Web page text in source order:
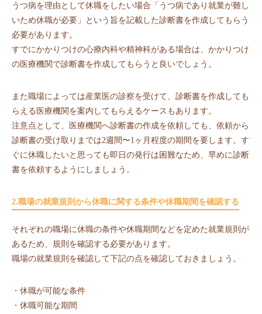
うつ病を理由として休職をしたい場合「うつ病であり就業が難し
いため休職が必要」という旨を記載した診断書を作成してもらう
必要があります。
すでにかかりつけの心療内科や精神科がある場合は、かかりつけ
の医療機関で診断書を作成してもらうと良いでしょう。
また職場によっては産業医の診察を受けて、診断書を作成しても
らえる医療機関を案内してもらえるケースもあります。
注意点として、医療機関へ診断書の作成を依頼しても、依頼から
診断書の受け取りまでは2週間〜1ヶ月程度の期間を要します。す
ぐに休職したいと思っても即日の発行は困難なため、早めに診断
書を依頼するようにしましょう。
2.職場の就業規則から休職に関する条件や休職期間を確認する
それぞれの職場に休職の条件や休職期間などを定めた就業規則が
あるため、規則を確認する必要があります。
職場の就業規則を確認して下記の点を確認しておきましょう。
・休職が可能な条件
・休職可能な期間